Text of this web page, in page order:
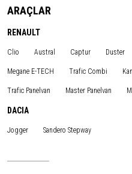
ARAÇLAR
RENAULT
Clio Austral Captur Duster
Megane E-TECH Trafic Combi
Trafic Panelvan Master Panelvan
DACIA
Jogger Sandero Stepway